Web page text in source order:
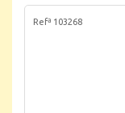
Refª 103268